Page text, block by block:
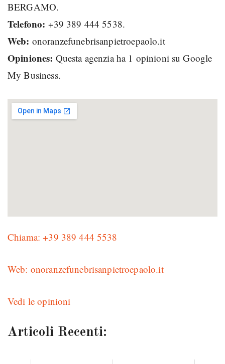
BERGAMO.
Telefono: +39 389 444 5538.
Web: onoranzefunebrisanpietroepaolo.it
Opiniones: Questa agenzia ha 1 opinioni su Google
My Business.
Chiama: +39 389 444 5538
Web: onoranzefunebrisanpietroepaolo.it
Vedi le opinioni
Articoli Recenti: